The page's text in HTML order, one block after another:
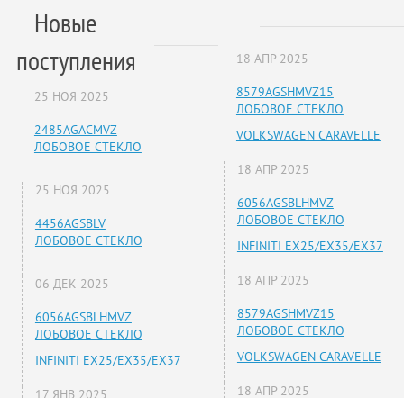
Новые
поступления
25 НОЯ 2025
2485AGACMVZ
ЛОБОВОЕ СТЕКЛО
25 НОЯ 2025
4456AGSBLV
ЛОБОВОЕ СТЕКЛО
06 ДЕК 2025
6056AGSBLHMVZ
ЛОБОВОЕ СТЕКЛО
INFINITI EX25/EX35/EX37
18 АПР 2025
8579AGSHMVZ15
ЛОБОВОЕ СТЕКЛО
VOLKSWAGEN CARAVELLE
18 АПР 2025
6056AGSBLHMVZ
ЛОБОВОЕ СТЕКЛО
INFINITI EX25/EX35/EX37
18 АПР 2025
8579AGSHMVZ15
ЛОБОВОЕ СТЕКЛО
VOLKSWAGEN CARAVELLE
18 АПР 2025